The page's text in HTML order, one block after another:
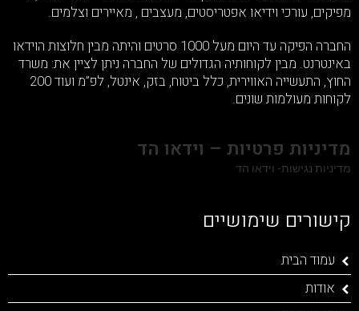
מפיקים, עורכי וידיאו אפטריסטים, מעצבים , מאיירים וצלמים.
החברה הפיקה עד היום מעל 1000 סרטים והיתה מבין חלוצות הוידאו
באינטרנט. מבין לקוחותיה הגדולים של החברה ניתן לציין את: משרד
החוץ, התעשייה האווירית, כלל ביטוח, בזק, אינטל, לפ”מ ועוד 200
לקוחות מעולמות שונים.
מדיניות פרטיות – וידאו הד
מדיניות נגישות- וידאו הד
קישורים שימושיים
עמוד הבית
אודות